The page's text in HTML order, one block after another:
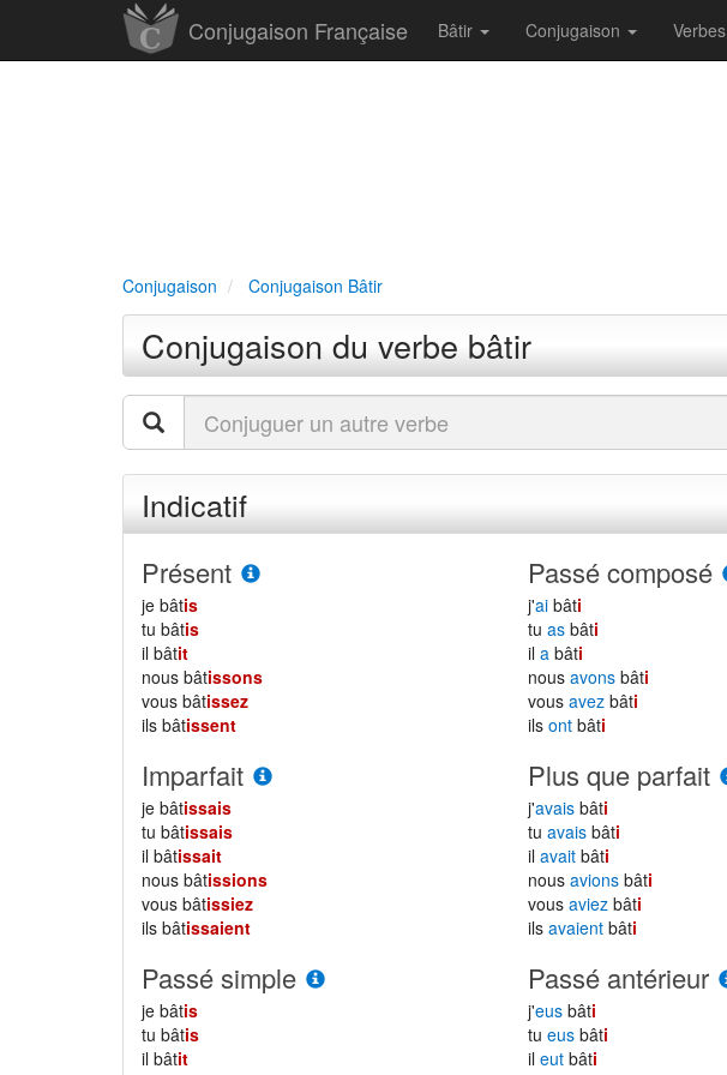
Conjugaison Française Bâtir Conjugaison Verbes
Conjugaison Conjugaison Bâtir
Conjugaison du verbe bâtir
Indicatif
Présent
je bâtis
tu bâtis
il bâtit
nous bâtissons
vous bâtissez
ils bâtissent
Passé composé
j'ai bâti
tuas bâti
ila bâti
nousavons bâti
vousavez bâti
ilsont bâti
Imparfait
je bâtissais
tu bâtissais
il bâtissait
nous bâtissions
vous bâtissiez
ils bâtissaient
Plus que parfait
j'avais bâti
tuavais bâti
ilavait bâti
nousavions bâti
vousaviez bâti
ilsavaient bâti
Passé simple
je bâtis
tu bâtis
il bâtit
Passé antérieur
j'eus bâti
tueus bâti
ileut bâti